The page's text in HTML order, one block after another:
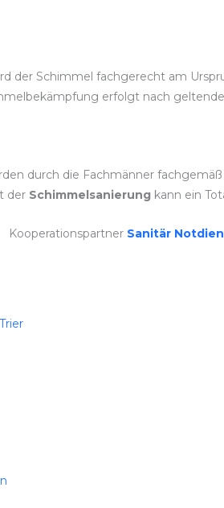
der Schimmel fachgerecht am
erfolgt nach
durch die Fachmänner
der Schimmelsanierung kann ein
Kooperationspartner Sanitär